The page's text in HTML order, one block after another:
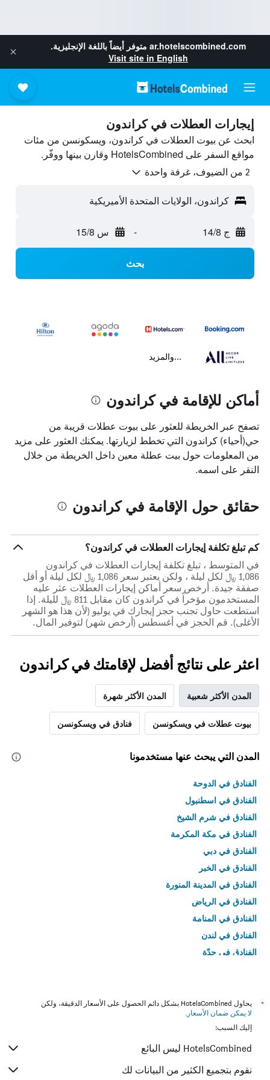
ar.hotelscombined.com متوفر أيضاً باللغة الإنجليزية.
Visit site in English
إيجارات العطلات في كراندون
ابحث عن بيوت العطلات في كراندون، ويسكونسن من مئات
مواقع السفر على HotelsCombined وقارن بينها ووفّر.
2 من الضيوف، غرفة واحدة
كراندون، الولايات المتحدة الأميريكية
ج 14/8 - س 15/8
بحث
...والمزيد
أماكن للإقامة في كراندون
تصفح عبر الخريطة للعثور على بيوت عطلات قريبة من
حي(أحياء) كراندون التي تخطط لزيارتها. يمكنك العثور على مزيد
من المعلومات حول بيت عطلة معين داخل الخريطة من خلال
النقر على اسمه.
حقائق حول الإقامة في كراندون
كم تبلغ تكلفة إيجارات العطلات في كراندون؟
في المتوسط ، تبلغ تكلفة إيجارات العطلات في كراندون
1,086 ﷼ لكل ليلة ، ولكن يعتبر سعر 1,086 ﷼ لكل ليلة أو أقل
صفقة جيدة. أرخص سعر أماكن إيجارات العطلات عثر عليه
المستخدمون مؤخراً في كراندون كان مقابل 811 ﷼ لليلة. إذا
استطعت حاول تجنب حجز إيجارك في يوليو (لأن هذا هو الشهر
الأغلى). قم الحجز في أغسطس (أرخص شهر) لتوفير المال.
اعثر على نتائج أفضل لإقامتك في كراندون
المدن الأكثر شعبية المدن الأكثر شهرة
بيوت عطلات في ويسكونسن فنادق في ويسكونسن
المدن التي يبحث عنها مستخدمونا
الفنادق في الدوحة
الفنادق في اسطنبول
الفنادق في شرم الشيخ
الفنادق في مكة المكرمة
الفنادق في دبي
الفنادق في الخبر
الفنادق في المدينة المنورة
الفنادق في الرياض
الفنادق في المنامة
الفنادق في لندن
الفنادق في جدّة
*
يحاول HotelsCombined بشكل دائم الحصول على الأسعار الدقيقة، ولكن
لا يمكن ضمان الأسعار .
إليك السبب:
HotelsCombined ليس البائع
نقوم بتجميع الكثير من البيانات لك